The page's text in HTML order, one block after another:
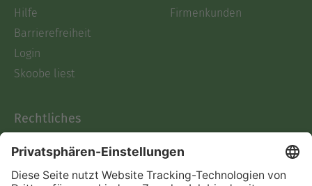
Hilfe
Barrierefreiheit
Login
Skoobe liest
Firmenkunden
Rechtliches
AGB
Informationen nach Data